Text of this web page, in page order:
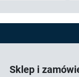
Sklep i